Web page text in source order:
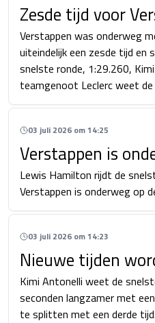
Zesde tijd voor
Verstappen was onderweg
uiteindelijk een zesde tijd
snelste ronde, 1:29.260,
teamgenoot Leclerc weet
03 juli 2026 om 14:25
Verstappen is
Lewis Hamilton rijdt de
Verstappen is onderweg op
03 juli 2026 om 14:23
Nieuwe tijden
Kimi Antonelli weet de
seconden langzamer met
te splitten met een derde tijd.